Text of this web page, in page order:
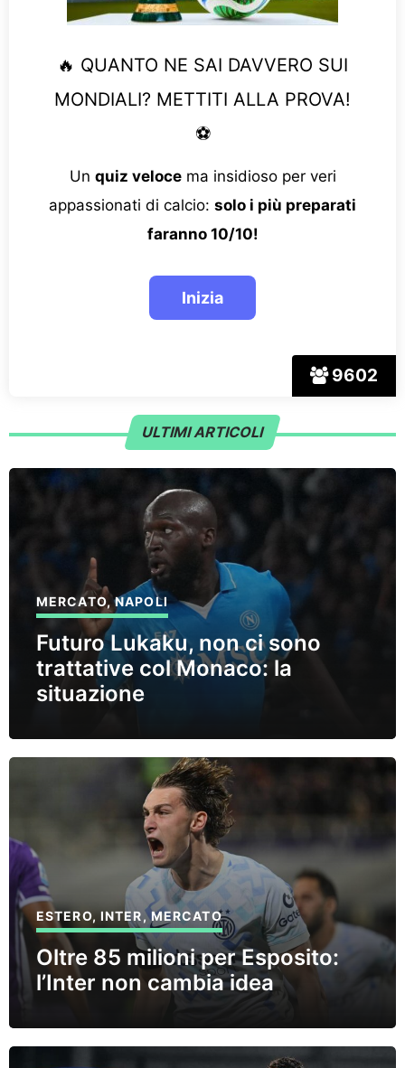
9602
🔥 QUANTO NE SAI DAVVERO SUI
MONDIALI? METTITI ALLA PROVA!
⚽
Un quiz velocema insidioso per veri
appassionati di calcio: solo i più preparati
faranno 10/10!
ULTIMI ARTICOLI
MERCATO,NAPOLI
Futuro Lukaku, non ci sono
trattative col Monaco: la
situazione
ESTERO, INTER,MERCATO
Oltre 85 milioni per Esposito:
l’Inter non cambia idea